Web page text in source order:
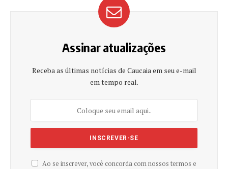
Assinar atualizações
Receba as últimas notícias de Caucaia em seu e-mail
em tempo real.
Ao se inscrever, você concorda com nossos termos e